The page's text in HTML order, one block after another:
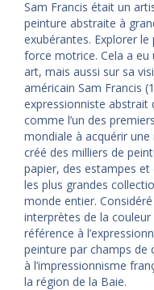
Sam Francis était un
peinture abstraite à
exubérantes. Explorer
force motrice. Cela a
art, mais aussi sur sa
américain Sam Francis
expressionniste abstrait
comme l’un des
mondiale à acquérir
créé des milliers de
papier, des estampes
les plus grandes
monde entier.
interprètes de la
référence à
peinture par champs de
à l’impressionnisme
la région de la Baie.